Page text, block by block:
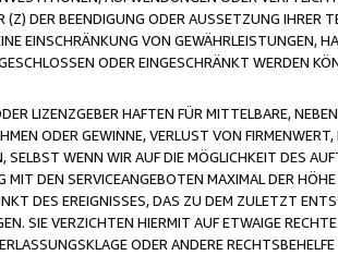
DER BEENDIGUNG ODER AUSSETZUNG IHRER
EINSCHRÄNKUNG VON GEWÄHRLEISTUNGEN,
ODER EINGESCHRÄNKT WERDEN
LIZENZGEBER HAFTEN FÜR MITTELBARE,
ODER GEWINNE, VERLUST VON
WENN WIR AUF DIE MÖGLICHKEIT DES
DEN SERVICEANGEBOTEN MAXIMAL DER
DES EREIGNISSES, DAS ZU DEM ZULETZT
SIE VERZICHTEN HIERMIT AUF ETWAIGE
ODER ANDERE